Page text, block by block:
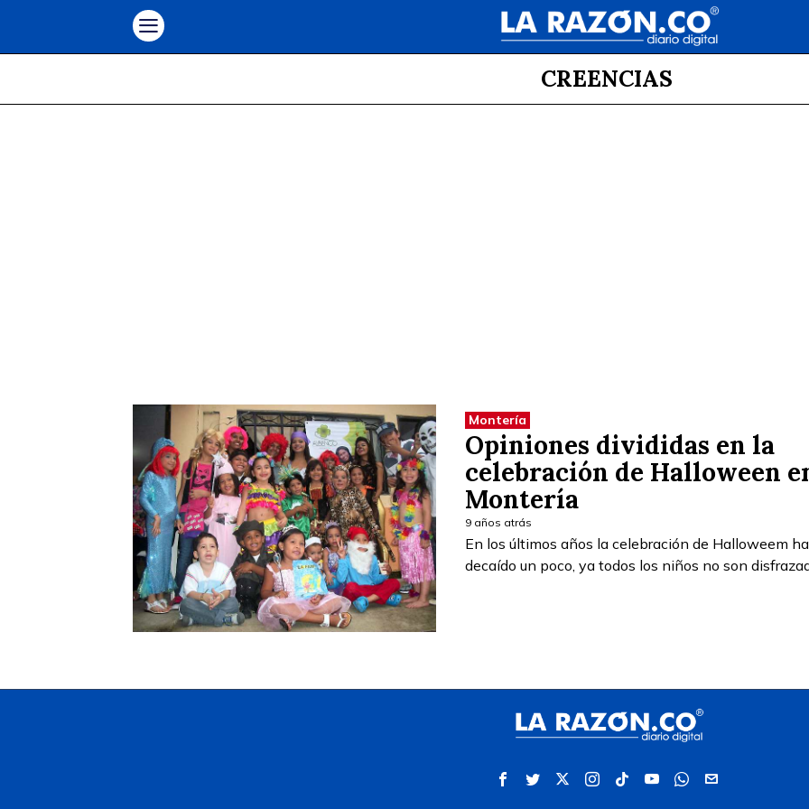
CREENCIAS
Montería
Opiniones divididas en la
celebración de Halloween
Montería
9 años atrás
En los últimos años la celebración de Halloweem ha
decaído un poco, ya todos los niños no son